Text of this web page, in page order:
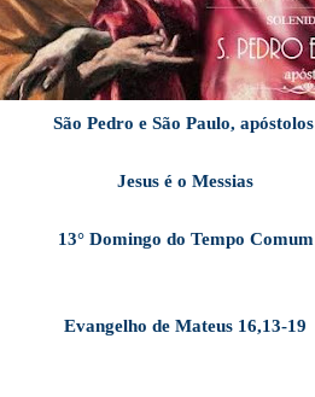
São Pedro e São Paulo, apóstolos
Jesus é o Messias
13° Domingo do Tempo Comum
Evangelho de Mateus 16,13-19